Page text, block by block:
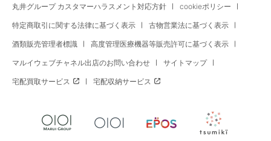
丸井グループ カスタマーハラスメント対応方針 cookieポリシー
特定商取引に関する法律に基づく表示 古物営業法に基づく表示
酒類販売管理者標識 高度管理医療機器等販売許可に基づく表示
マルイウェブチャネル出店のお問い合わせ サイトマップ
宅配買取サービス 宅配収納サービス